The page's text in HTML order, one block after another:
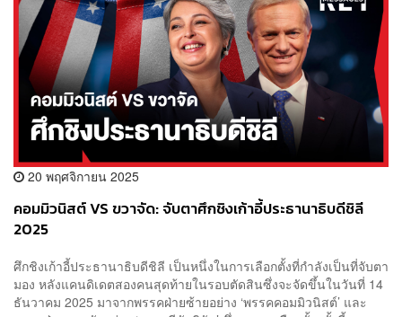
20 พฤศจิกายน 2025
คอมมิวนิสต์ VS ขวาจัด: จับตาศึกชิงเก้าอี้ประธานาธิบดีชิลี
2025
ศึกชิงเก้าอี้ประธานาธิบดีชิลี เป็นหนึ่งในการเลือกตั้งที่กำลังเป็นที่จับตา
มอง หลังแคนดิเดตสองคนสุดท้ายในรอบตัดสินซึ่งจะจัดขึ้นในวันที่ 14
ธันวาคม 2025 มาจากพรรคฝ่ายซ้ายอย่าง ‘พรรคคอมมิวนิสต์’ และ